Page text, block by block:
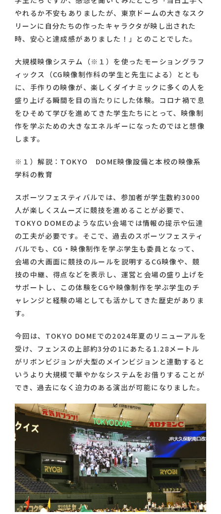
やれるか不安もありましたが、東京ドームの大きなスク
リーンに自分たちの作ったキャラクタが映し出された
時、安心と達成感がありました！」とのことでした。
大規模映像システム（※１）を使ったモーショングラフ
ィックス（CG映像制作科の学生と先生による）ととも
に、手作りの映像が、楽しくダイナミックに多くの人を
盛り上げる瞬間を目の当たりにした体験。コロナ禍で息
をひそめて学びを進めてきた学生たちにとって、映像制
作を学ぶための大きなエネルギーになったのではと想像
します。
※１）解説：TOKYO DOME映像設備と本校の映像系
学科の教育
スポーツフェスティバルでは、参加者が学生数約3000
人が楽しくスムーズに競技を進めることが必要で、
TOKYO DOMEのような広い会場では情報の提示や伝達
の工夫が必要です。そこで、過去のスポーツフェスティ
バルでも、CG・映像制作を学ぶ学生も委員となって、
会場の大画面に競技のルールを説明するCG映像や、競
技の中継、得点などを表示し、運営と会場の盛り上げを
サポートし、この体験をCGや映像制作を学ぶ学生のチ
ャレンジと経験の場としても活かしてきた歴史がありま
す。
今回は、TOKYO DOMEでの2024年夏のリニューアルを
受け、フェンスの上部約3分の1にあたる1.28メートル
がリボンビジョンが大型のメインビジョンと連動すると
いうより大規模で華やかなシステムをお借りすることが
でき、過去になく迫力のある演出が可能になりました。